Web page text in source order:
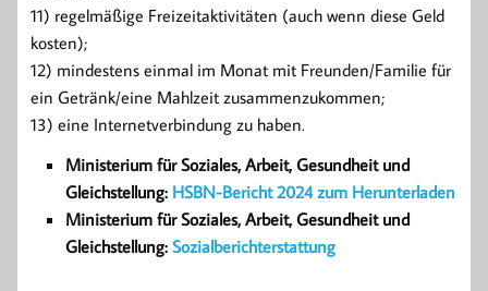
11) regelmäßige Freizeitaktivitäten (auch wenn diese Geld
kosten);
12) mindestens einmal im Monat mit Freunden/Familie für
ein Getränk/eine Mahlzeit zusammenzukommen;
13) eine Internetverbindung zu haben.
Ministerium für Soziales, Arbeit, Gesundheit und
Gleichstellung: HSBN-Bericht 2024 zum Herunterladen
Ministerium für Soziales, Arbeit, Gesundheit und
Gleichstellung: Sozialberichterstattung